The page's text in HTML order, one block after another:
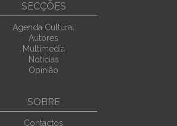
SECÇÕES
Agenda Cultural
Autores
Multimedia
Noticias
Opinião
SOBRE
Contactos